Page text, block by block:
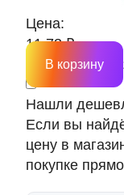
Цена:
11.73 ₽
В корзину
Нашли
Если вы
цену в
покупке